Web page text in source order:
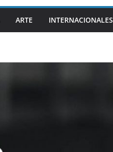
ARTE INTERNACIONALES